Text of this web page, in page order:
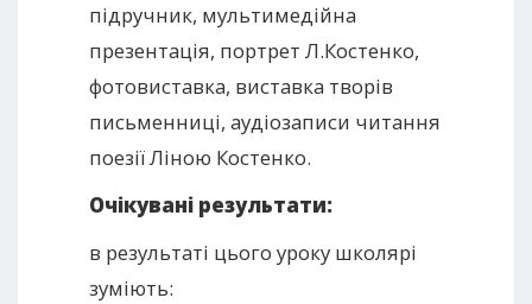
підручник, мультимедійна
презентація, портрет Л.Костенко,
фотовиставка, виставка творів
письменниці, аудіозаписи читання
поезії Ліною Костенко.
Очікувані результати:
в результаті цього уроку школярі
зуміють: